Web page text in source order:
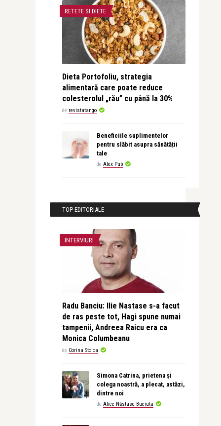
RETETE SI DIETE
Dieta Portofoliu, strategia
alimentară care poate reduce
colesterolul „rău” cu până la 30%
de revistatango
Beneficiile suplimentelor
pentru slăbit asupra sănătății
tale
de Alex Pub
TOP EDITORIALE
INTERVIURI
Radu Banciu: Ilie Nastase s-a facut
de ras peste tot, Hagi spune numai
tampenii, Andreea Raicu era ca
Monica Columbeanu
de Corina Stoica
Simona Catrina, prietena și
colega noastră, a plecat, astăzi,
dintre noi
de Alice Năstase Buciuta